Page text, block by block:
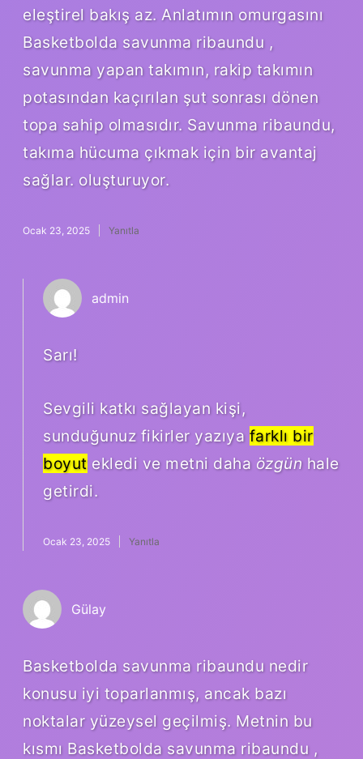
eleştirel bakış az. Anlatımın omurgasını
Basketbolda savunma ribaundu ,
savunma yapan takımın, rakip takımın
potasından kaçırılan şut sonrası dönen
topa sahip olmasıdır. Savunma ribaundu,
takıma hücuma çıkmak için bir avantaj
sağlar. oluşturuyor.
Ocak 23, 2025 Yanıtla
admin
Sarı!
Sevgili katkı sağlayan kişi,
sunduğunuz fikirler yazıya farklı bir
boyut ekledi ve metni daha özgünhale
getirdi.
Ocak 23, 2025 Yanıtla
Gülay
Basketbolda savunma ribaundu nedir
konusu iyi toparlanmış, ancak bazı
noktalar yüzeysel geçilmiş. Metnin bu
kısmı Basketbolda savunma ribaundu ,